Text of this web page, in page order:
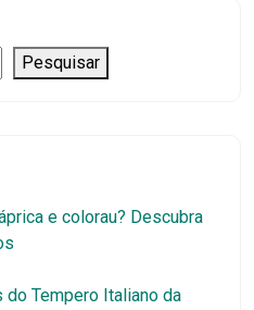
Pesquisar
e colorau? Descubra
Tempero Italiano da